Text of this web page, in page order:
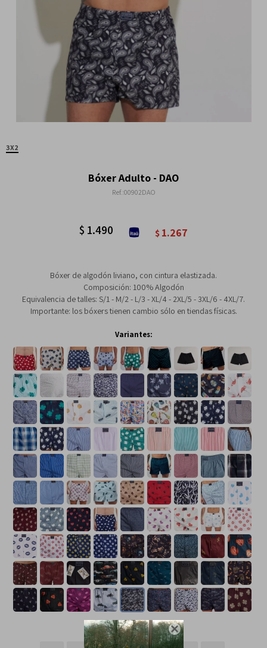

3X2
Bóxer Adulto - DAO
00902DAO
$ 1.490 $1.267
Bóxer de algodón liviano, con cintura elastizada.
Composición: 100% Algodón
Equivalencia de talles: S/1 - M/2 - L/3 - XL/4 - 2XL/5 - 3XL/6 - 4XL/7.
Importante: los bóxers tienen cambio sólo en tiendas físicas.
Variantes:
Talle: